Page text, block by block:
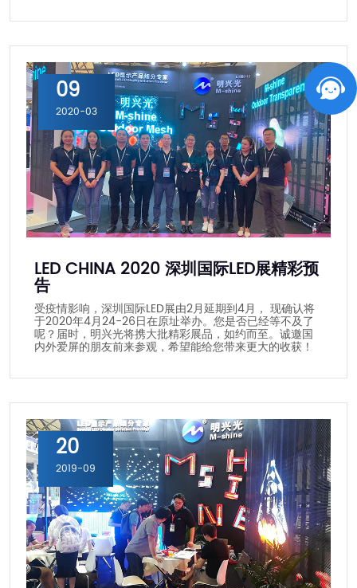
09
2020-03
LED CHINA 2020 深圳国际LED展精彩预
告
受疫情影响，深圳国际LED展由2月延期到4月， 现确认将
于2020年4月24-26日在原址举办。您是否已经等不及了
呢？届时，明兴光将携大批精彩展品，如约而至。诚邀国
内外爱屏的朋友前来参观，希望能给您带来更大的收获！
20
2019-09